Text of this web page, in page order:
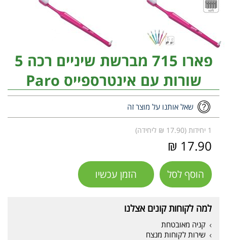
פארו 715 מברשת שיניים רכה 5
שורות עם אינטרספייס Paro
שאל אותנו על מוצר זה
1 יחידות (17.90 ₪ ליחידה)
17.90 ₪
הוסף לסל הזמן עכשיו
למה לקוחות קונים אצלנו
קניה מאובטחת
שירות לקוחות מנצח